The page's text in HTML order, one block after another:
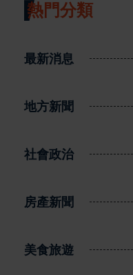
熱門分類
最新消息
地方新聞
社會政治
房產新聞
美食旅遊